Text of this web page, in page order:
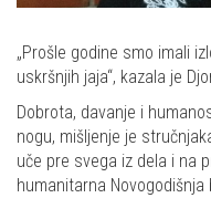
„Prošle godine smo imali
uskršnjih jaja“, kazala je
Dobrota, davanje i
nogu, mišljenje je
uče pre svega iz dela i na
humanitarna